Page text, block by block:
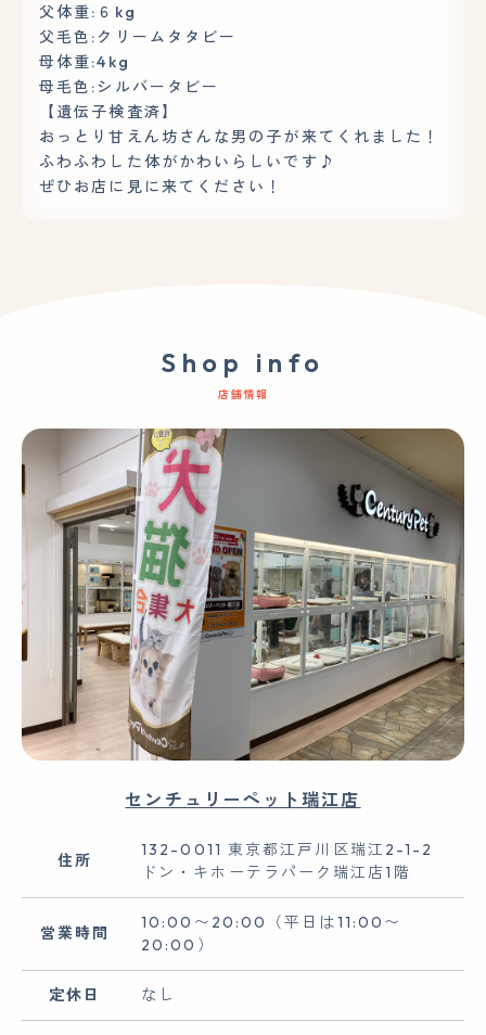
父体重:６kg
父毛色:クリームタタビー
母体重:4kg
母毛色:シルバータビー
【遺伝子検査済】
おっとり甘えん坊さんな男の子が来てくれました！
ふわふわした体がかわいらしいです♪
ぜひお店に見に来てください！
Shop info
店舗情報
センチュリーペット瑞江店
住所
132-0011 東京都江戸川区瑞江2-1-2
ドン・キホーテラパーク瑞江店1階
営業時間
10:00〜20:00（平日は11:00〜
20:00）
定休日 なし